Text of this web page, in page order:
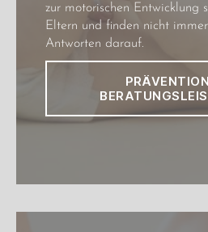
zur motorischen Entwicklung
Eltern und finden nicht
Antworten darauf.